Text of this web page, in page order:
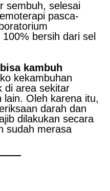
sembuh, selesai
pasca-
bersih dari sel
kambuh
kekambuhan
di area sekitar
Oleh karena itu,
darah dan
dilakukan secara
sudah merasa